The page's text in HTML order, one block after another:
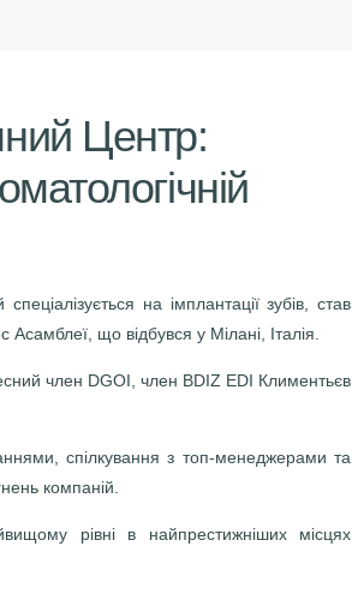
Центр:
на імплантації зубів, став
що відбувся у Мілані, Італія.
член DGOI, член BDIZ EDI Климентьєв
спілкування з топ-менеджерами та
компаній.
рівні в найпрестижніших місцях